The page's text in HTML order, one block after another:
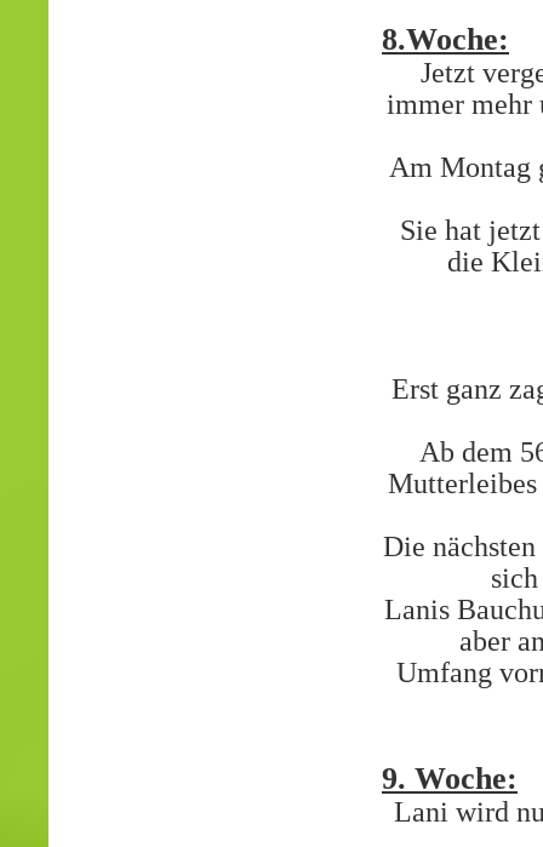
8.Woche:
Jetzt
immer mehr
Am Montag
Sie hat
die
Erst ganz
Ab dem
Mutterleibes
Die
Lanis
aber
Umfang
9. Woche:
Lani wird